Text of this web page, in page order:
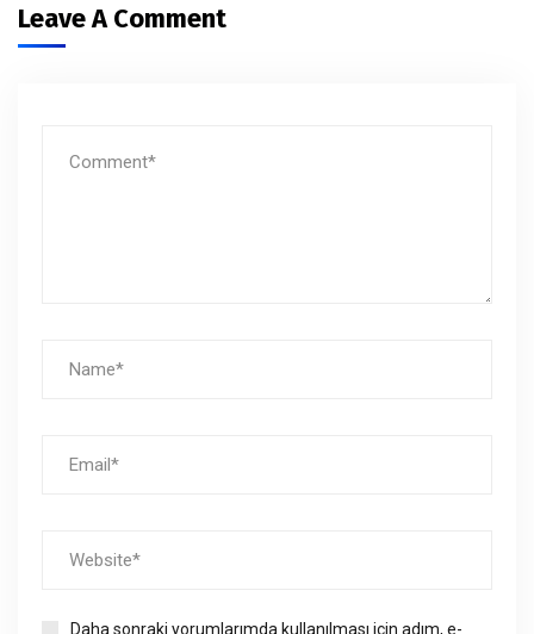
Leave A Comment
Daha sonraki yorumlarımda kullanılması için adım, e-